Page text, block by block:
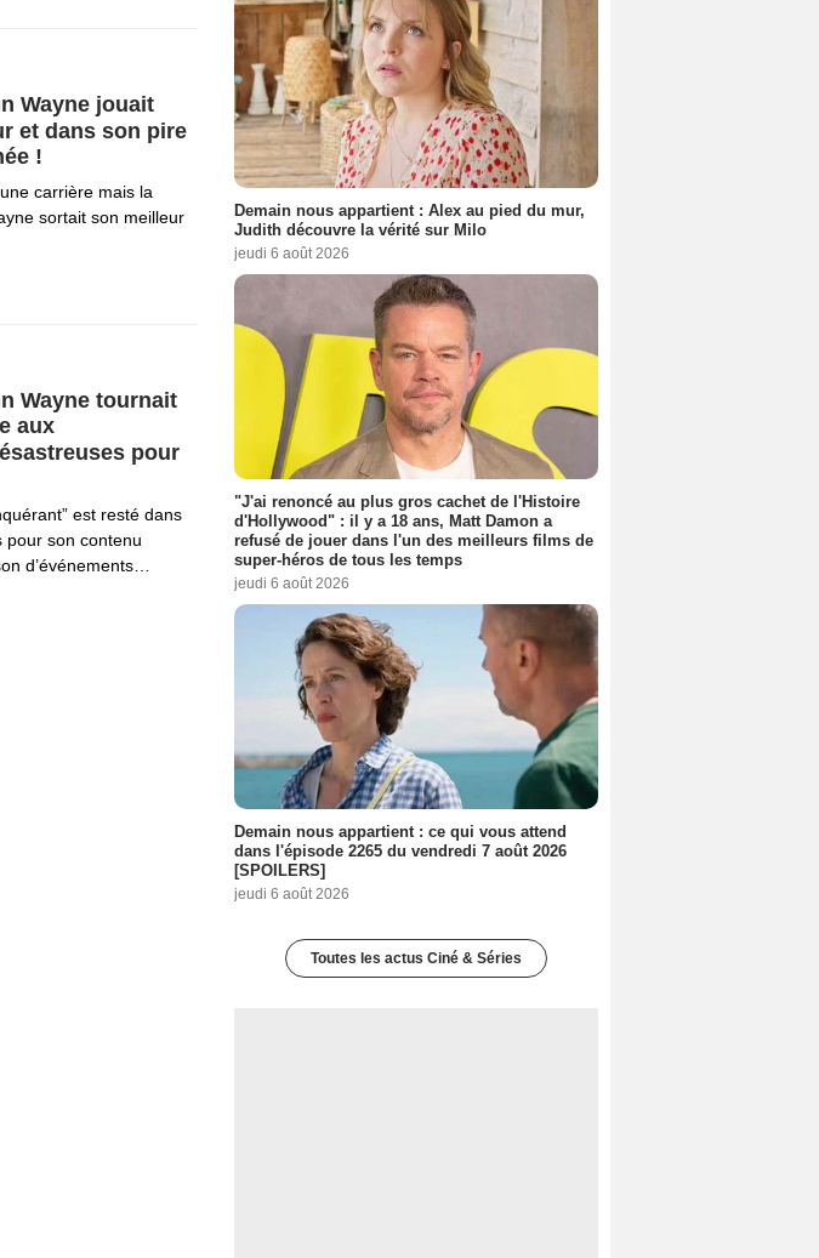
Wayne jouait
et dans son pire
!
carrière mais la
sortait son meilleur
Wayne tournait
aux
pour
est resté dans
pour son contenu
d’événements…
Demain nous appartient : Alex au pied du mur,
Judith découvre la vérité sur Milo
jeudi 6 août 2026
"J'ai renoncé au plus gros cachet de l'Histoire
d'Hollywood" : il y a 18 ans, Matt Damon a
refusé de jouer dans l'un des meilleurs films de
super-héros de tous les temps
jeudi 6 août 2026
Demain nous appartient : ce qui vous attend
dans l'épisode 2265 du vendredi 7 août 2026
[SPOILERS]
jeudi 6 août 2026
Toutes les actus Ciné & Séries